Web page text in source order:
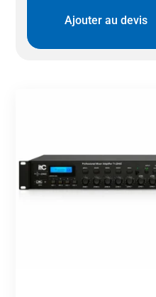
Ajouter au devis